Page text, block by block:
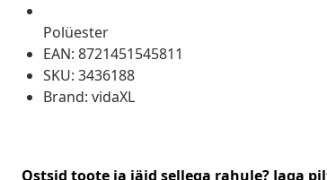
Polüester
EAN: 8721451545811
SKU: 3436188
Brand: vidaXL
Ostsid toote ja jäid sellega rahule? Jaga